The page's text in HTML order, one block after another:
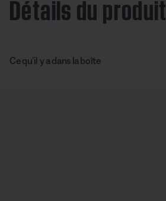
Détails du produit
Ce qu’il y a dans la boîte